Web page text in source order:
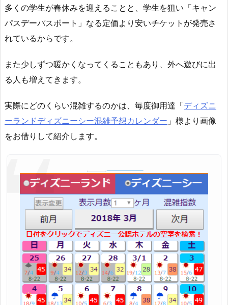
多くの学生が春休みを迎えることと、学生を狙い「キャン
パスデーパスポート」なる定価より安いチケットが発売さ
れているからです。
また少しずつ暖かくなってくることもあり、外へ遊びに出
る人も増えてきます。
実際にどのくらい混雑するのかは、毎度御用達「ディズニ
ーランドディズニーシー混雑予想カレンダー 」様より画像
をお借りして紹介します。